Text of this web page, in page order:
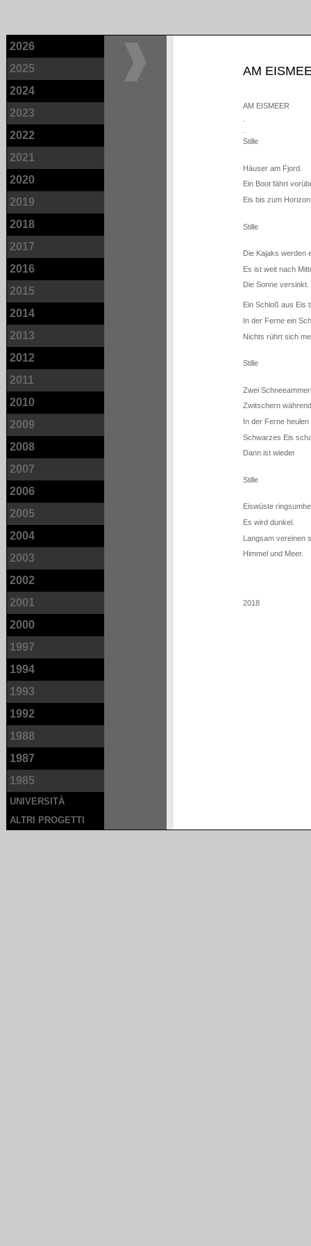
2026
2025
2024
2023
2022
2021
2020
2019
2018
2017
2016
2015
2014
2013
2012
2011
2010
2009
2008
2007
2006
2005
2004
2003
2002
2001
2000
1997
1994
1993
1992
1988
1987
1985
UNIVERSITÀ
ALTRI PROGETTI
AM
AM EISMEER
Stille
Häuser am Fjord.
Ein Boot fährt
Eis bis zum
Stille
Die Kajaks werden
Es ist weit nach
Die Sonne versinkt.
Ein Schloß aus Eis
In der Ferne ein
Nichts rührt sich
Stille
Zwei
Zwitschern
In der Ferne heulen
Schwarzes Eis
Dann ist wieder
Stille
Eiswüste
Es wird dunkel.
Langsam vereinen
Himmel und Meer.
2018